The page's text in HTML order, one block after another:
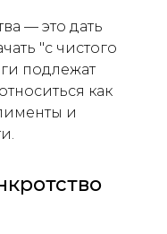
— это дать
"с чистого
подлежат
как
и